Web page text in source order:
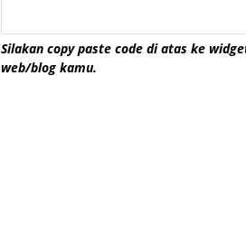
Silakan copy paste code di atas ke
web/blog kamu.